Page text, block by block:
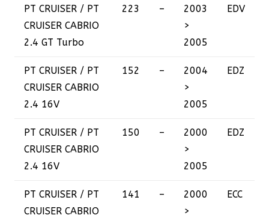
PT CRUISER / PT
CRUISER CABRIO
2.4 GT Turbo
223 –
2003
>
2005
EDV
PT CRUISER / PT
CRUISER CABRIO
2.4 16V
152 –
2004
>
2005
EDZ
PT CRUISER / PT
CRUISER CABRIO
2.4 16V
150 –
2000
>
2005
EDZ
PT CRUISER / PT
CRUISER CABRIO
141 –
2000
>
ECC